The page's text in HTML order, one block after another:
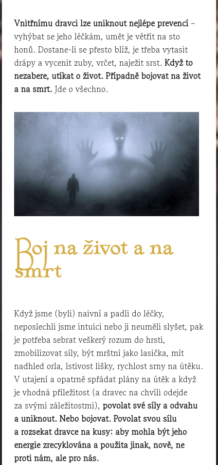
Vnitřnímu dravci lze uniknout nejlépe prevencí –
vyhýbat se jeho léčkám, umět je větřit na sto
honů. Dostane-li se přesto blíž, je třeba vytasit
drápy a vycenit zuby, vrčet, naježit srst.Když to
nezabere, utíkat o život. Případně bojovat na život
a na smrt. Jde o všechno.
Boj na život a na
smrt
Když jsme (byli) naivní a padli do léčky,
neposlechli jsme intuici nebo ji neuměli slyšet, pak
je potřeba sebrat veškerý rozum do hrsti,
zmobilizovat síly, být mrštní jako lasička, mít
nadhled orla, lstivost lišky, rychlost srny na útěku.
V utajení a opatrně spřádat plány na útěk a když
je vhodná příležitost (a dravec na chvíli odejde
za svými záležitostmi),povolat své síly a odvahu
a uniknout. Nebo bojovat. Povolat svou sílu
a rozsekat dravce na kusy: aby mohla být jeho
energie zrecyklována a použita jinak, nově, ne
proti nám, ale pro nás.